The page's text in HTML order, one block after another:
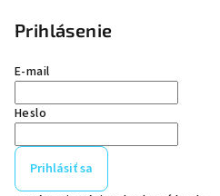
Prihlásenie
E-mail
Heslo
Prihlásiť sa